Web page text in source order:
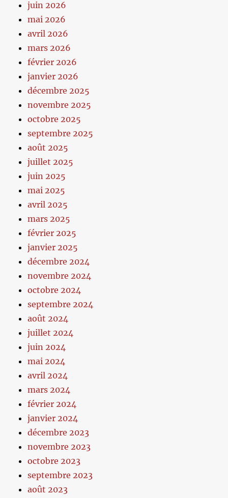
juin 2026
mai 2026
avril 2026
mars 2026
février 2026
janvier 2026
décembre 2025
novembre 2025
octobre 2025
septembre 2025
août 2025
juillet 2025
juin 2025
mai 2025
avril 2025
mars 2025
février 2025
janvier 2025
décembre 2024
novembre 2024
octobre 2024
septembre 2024
août 2024
juillet 2024
juin 2024
mai 2024
avril 2024
mars 2024
février 2024
janvier 2024
décembre 2023
novembre 2023
octobre 2023
septembre 2023
août 2023